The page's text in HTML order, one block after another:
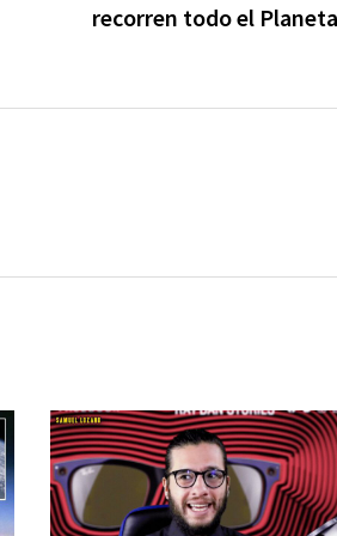
recorren todo el Planeta